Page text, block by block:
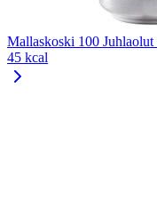
Mallaskoski 100
45 kcal